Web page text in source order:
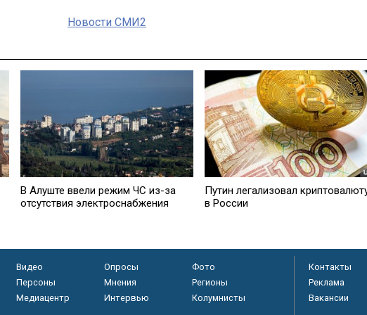
Новости СМИ2
В Алуште ввели режим ЧС из-за
отсутствия электроснабжения
Путин легализовал
в России
Видео Опросы
Фото
Персоны
Мнения
Регионы
Медиацентр
Интервью Колумнисты
Контакты
Реклама
Вакансии